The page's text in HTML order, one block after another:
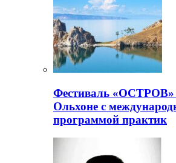
Фестиваль «ОСТРОВ»
Ольхоне с
программой практик